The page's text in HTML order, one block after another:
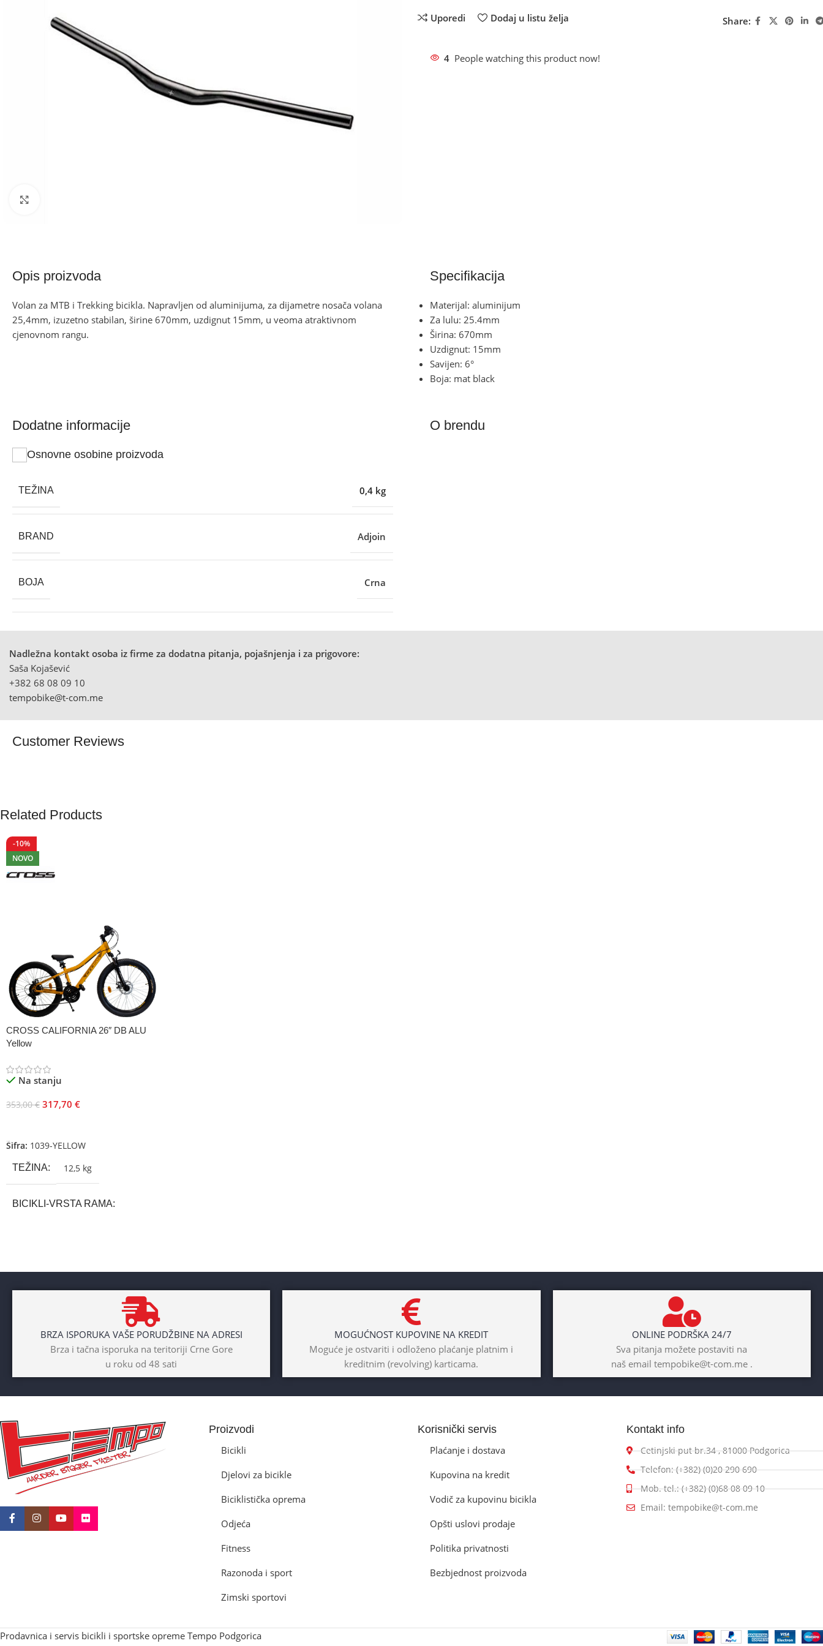
Uporedi Dodaj u listu želja Share:
4 People watching this product now!
Opis proizvoda
Volan za MTB i Trekking bicikla. Napravljen od aluminijuma, za dijametre nosača volana
25,4mm, izuzetno stabilan, širine 670mm, uzdignut 15mm, u veoma atraktivnom
cjenovnom rangu.
Specifikacija
Materijal: aluminijum
Za lulu: 25.4mm
Širina: 670mm
Uzdignut: 15mm
Savijen: 6°
Boja: mat black
Dodatne informacije
Osnovne osobine proizvoda
TEŽINA 0,4 kg
BRAND Adjoin
BOJA Crna
O brendu
Nadležna kontakt osoba iz firme za dodatna pitanja, pojašnjenja i za prigovore:
Saša Kojašević
+382 68 08 09 10
tempobike@t-com.me
Customer Reviews
Related Products
-10%
NOVO
CROSS CALIFORNIA 26″ DB ALU
Yellow
Na stanju
353,00€ 317,70 €
Šifra: 1039-YELLOW
TEŽINA 12,5 kg
BICIKLI-VRSTA RAMA
BRAND Cross
Dječaci,Djevojčice,Unisex
Prednji amotrizer
BOJA Žuta
BICIKLI-UZRAST DJETETA
BRZA ISPORUKA VAŠE PORUDŽBINE NA ADRESI
Brza i tačna isporuka na teritoriji Crne Gore
u roku od 48 sati
MOGUĆNOST KUPOVINE NA KREDIT
Moguće je ostvariti i odloženo plaćanje platnim i
kreditnim (revolving) karticama.
ONLINE PODRŠKA 24/7
Sva pitanja možete postaviti na
naš email tempobike@t-com.me .
Proizvodi
Bicikli
Djelovi za bicikle
Biciklistička oprema
Odjeća
Fitness
Razonoda i sport
Zimski sportovi
Korisnički servis
Plaćanje i dostava
Kupovina na kredit
Vodič za kupovinu bicikla
Opšti uslovi prodaje
Politika privatnosti
Bezbjednost proizvoda
Kontakt info
Cetinjski put br.34 , 81000 Podgorica
Telefon: (+382) (0)20 290 690
Mob. tel.: (+382) (0)68 08 09 10
Email: tempobike@t-com.me
Prodavnica i servis bicikli i sportske opreme Tempo Podgorica